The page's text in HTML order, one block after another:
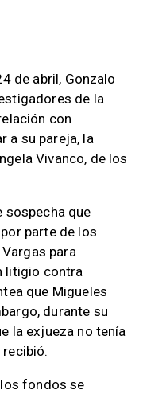
de abril, Gonzalo
de la
con
a su pareja, la
Vivanco, de los
sospecha que
parte de los
para
litigio contra
que Migueles
durante su
la exjueza no tenía
fondos se